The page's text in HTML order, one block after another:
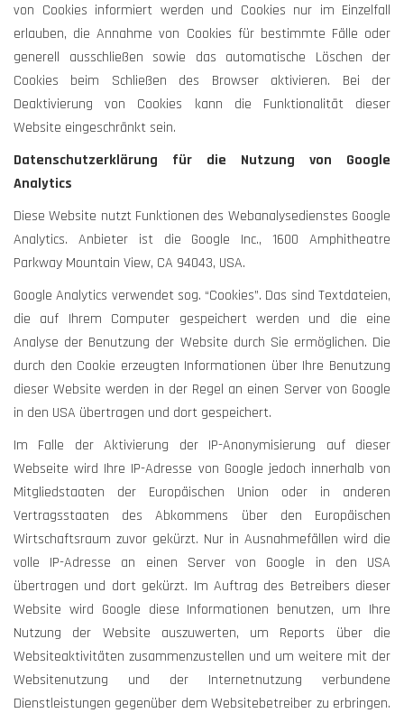
von Cookies informiert werden und Cookies nur im Einzelfall
erlauben, die Annahme von Cookies für bestimmte Fälle oder
generell ausschließen sowie das automatische Löschen der
Cookies beim Schließen des Browser aktivieren. Bei der
Deaktivierung von Cookies kann die Funktionalität dieser
Website eingeschränkt sein.
Datenschutzerklärung für die Nutzung von Google
Analytics
Diese Website nutzt Funktionen des Webanalysedienstes Google
Analytics. Anbieter ist die Google Inc., 1600 Amphitheatre
Parkway Mountain View, CA 94043, USA.
Google Analytics verwendet sog. “Cookies”. Das sind Textdateien,
die auf Ihrem Computer gespeichert werden und die eine
Analyse der Benutzung der Website durch Sie ermöglichen. Die
durch den Cookie erzeugten Informationen über Ihre Benutzung
dieser Website werden in der Regel an einen Server von Google
in den USA übertragen und dort gespeichert.
Im Falle der Aktivierung der IP-Anonymisierung auf dieser
Webseite wird Ihre IP-Adresse von Google jedoch innerhalb von
Mitgliedstaaten der Europäischen Union oder in anderen
Vertragsstaaten des Abkommens über den Europäischen
Wirtschaftsraum zuvor gekürzt. Nur in Ausnahmefällen wird die
volle IP-Adresse an einen Server von Google in den USA
übertragen und dort gekürzt. Im Auftrag des Betreibers dieser
Website wird Google diese Informationen benutzen, um Ihre
Nutzung der Website auszuwerten, um Reports über die
Websiteaktivitäten zusammenzustellen und um weitere mit der
Websitenutzung und der Internetnutzung verbundene
Dienstleistungen gegenüber dem Websitebetreiber zu erbringen.